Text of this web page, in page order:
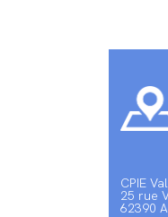
CPIE
25 rue
62390